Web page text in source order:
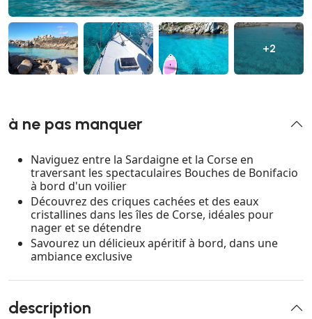
+2
à ne pas manquer
Naviguez entre la Sardaigne et la Corse en
traversant les spectaculaires Bouches de Bonifacio
à bord d'un voilier
Découvrez des criques cachées et des eaux
cristallines dans les îles de Corse, idéales pour
nager et se détendre
Savourez un délicieux apéritif à bord, dans une
ambiance exclusive
description